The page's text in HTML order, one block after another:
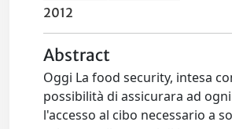
2012
Abstract
Oggi La food security, intesa
possibilità di assicurara ad
l'accesso al cibo necessario a